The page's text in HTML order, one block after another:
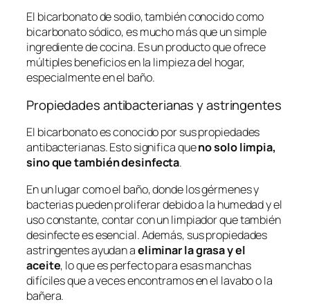
El bicarbonato de sodio, también conocido como
bicarbonato sódico, es mucho más que un simple
ingrediente de cocina. Es un producto que ofrece
múltiples beneficios en la limpieza del hogar,
especialmente en el baño.
Propiedades antibacterianas y astringentes
El bicarbonato es conocido por sus propiedades
antibacterianas. Esto significa queno solo limpia,
sino que también desinfecta.
En un lugar como el baño, donde los gérmenes y
bacterias pueden proliferar debido a la humedad y el
uso constante, contar con un limpiador que también
desinfecte es esencial. Además, sus propiedades
astringentes ayudan aeliminar la grasa y el
aceite, lo que es perfecto para esas manchas
difíciles que a veces encontramos en el lavabo o la
bañera.